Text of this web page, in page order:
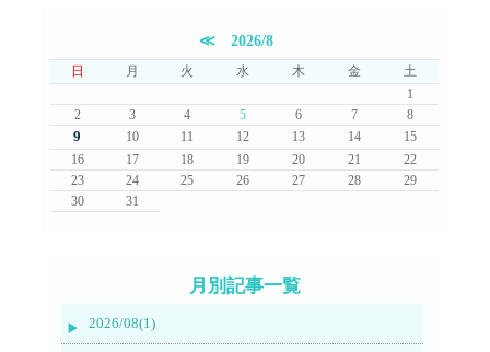
≪ 2026/8
日 月 火 水 木 金
土
1
2
3 4 5 6 7 8
9 10 11 12 13 14
15
16
17 18 19 20 21
22
23
24 25 26 27 28
29
30
31
月別記事一覧
2026/08(1)